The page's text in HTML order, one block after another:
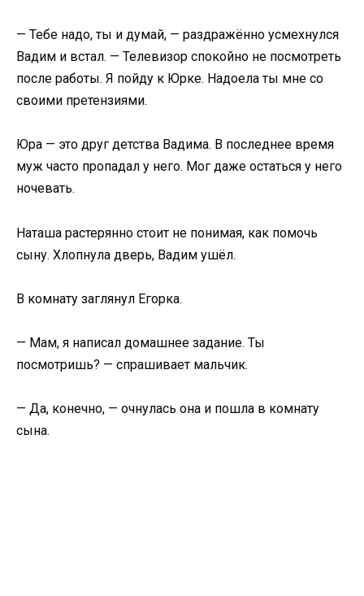
— Тебе надо, ты и думай, — раздражённо усмехнулся
Вадим и встал. — Телевизор спокойно не посмотреть
после работы. Я пойду к Юрке. Надоела ты мне со
своими претензиями.
Юра — это друг детства Вадима. В последнее время
муж часто пропадал у него. Мог даже остаться у него
ночевать.
Наташа растерянно стоит не понимая, как помочь
сыну. Хлопнула дверь, Вадим ушёл.
В комнату заглянул Егорка.
— Мам, я написал домашнее задание. Ты
посмотришь? — спрашивает мальчик.
— Да, конечно, — очнулась она и пошла в комнату
сына.